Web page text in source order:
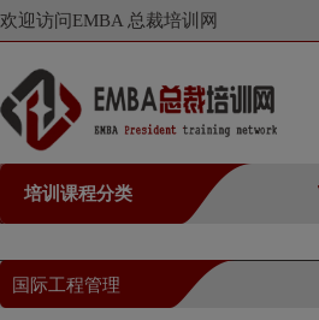
欢迎访问EMBA 总裁培训网
培训课程分类
国际工程管理